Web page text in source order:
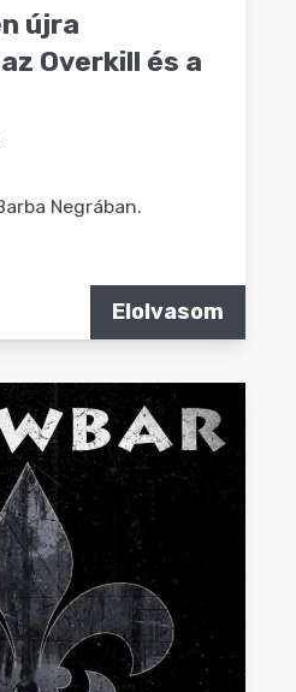
újra
Overkill és a
Negrában.
Elolvasom